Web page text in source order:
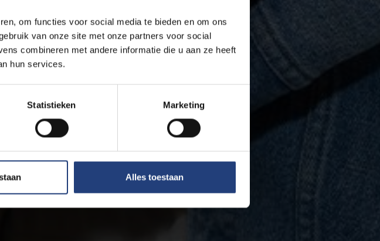
om functies voor social media te bieden en om ons
van onze site met onze partners voor social
combineren met andere informatie die u aan ze heeft
hun services.
Statistieken Marketing
Alles toestaan